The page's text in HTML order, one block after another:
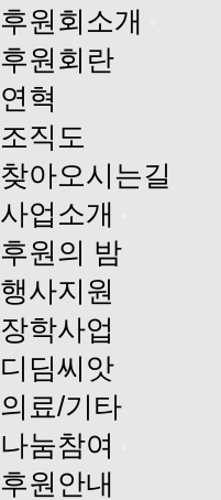
후원회소개
후원회란
연혁
조직도
찾아오시는길
사업소개
후원의 밤
행사지원
장학사업
디딤씨앗
의료/기타
나눔참여
후원안내